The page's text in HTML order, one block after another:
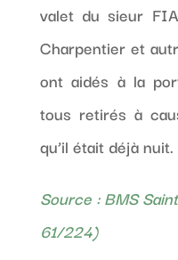
valet du sieur
Charpentier et
ont aidés à la
tous retirés à
qu’il était déjà nuit.
Source : BMS
61/224)